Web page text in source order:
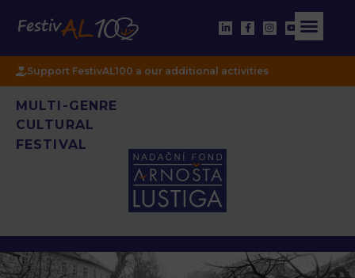
Support FestivAL100 a our additional activities
MULTI-GENRE
CULTURAL
FESTIVAL